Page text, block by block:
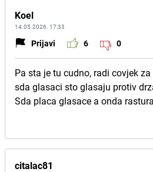
Koel
14.05.2026. 17:33
Prijavi 6 0
Pa sta je tu cudno, radi covjek
sda glasaci sto glasaju protiv
Sda placa glasace a onda
citalac81